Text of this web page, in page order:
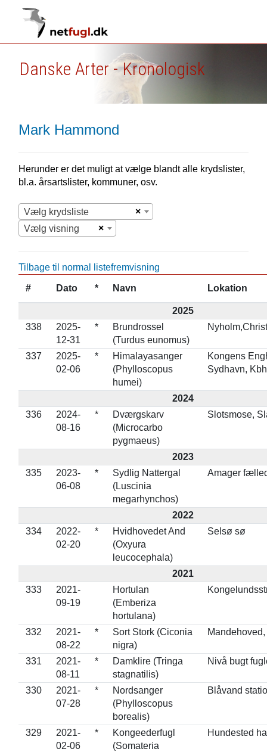
Danske Arter - Kronologisk
Mark Hammond
Herunder er det muligt at vælge blandt alle krydslister,
bl.a. årsartslister, kommuner, osv.
×
Vælg krydsliste
×
Vælg visning
Tilbage til normal listefremvisning
# Dato * Navn Lokation
2025
338
2025-
12-31
*
Brundrossel
(Turdus eunomus)
337
2025-
02-06
*
Himalayasanger
(Phylloscopus
humei)
Kongens
Sydhavn, Kbh
2024
336
2024-
08-16
*
Dværgskarv
(Microcarbo
pygmaeus)
Slotsmose,
2023
335
2023-
06-08
*
Sydlig Nattergal
(Luscinia
megarhynchos)
Amager
2022
334
2022-
02-20
*
Hvidhovedet And
(Oxyura
leucocephala)
Selsø sø
2021
333
2021-
09-19
Hortulan
(Emberiza
hortulana)
332
2021-
08-22
*
Sort Stork (Ciconia
nigra)
331
2021-
08-11
*
Damklire (Tringa
stagnatilis)
Nivå bugt
330
2021-
07-28
*
Nordsanger
(Phylloscopus
borealis)
Blåvand
329
2021-
02-06
*
Kongeederfugl
(Somateria
Hundested